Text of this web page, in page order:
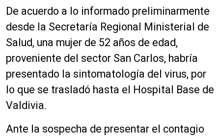
De acuerdo a lo informado preliminarmente
desde la Secretaría Regional Ministerial de
Salud, una mujer de 52 años de edad,
proveniente del sector San Carlos, habría
presentado la sintomatología del virus, por
lo que se trasladó hasta el Hospital Base de
Valdivia.
Ante la sospecha de presentar el contagio